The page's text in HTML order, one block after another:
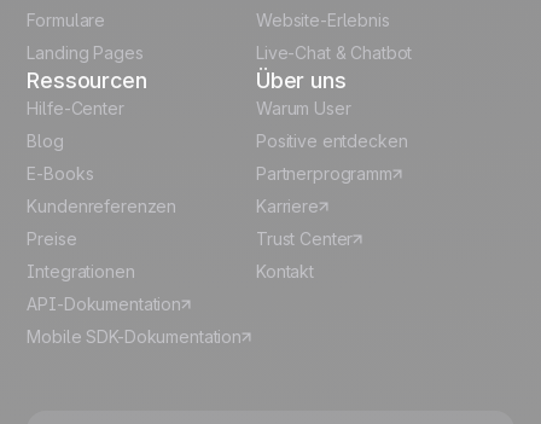
Español
Formulare
Landing Pages
Website-Erlebnis
Live-Chat & Chatbot
Ressourcen
Hilfe-Center
Blog
E-Books
Kundenreferenzen
Preise
Integrationen
API-Dokumentation
Mobile SDK-Dokumentation
Über uns
Warum User
Positive entdecken
Partnerprogramm
Karriere
Trust Center
Kontakt